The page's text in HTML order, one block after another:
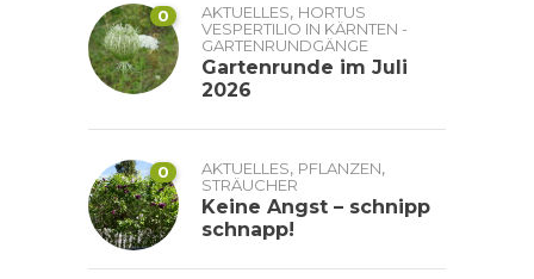
0 AKTUELLES, HORTUS
VESPERTILIO IN KÄRNTEN -
GARTENRUNDGÄNGE
Gartenrunde im Juli
2026
0 AKTUELLES, PFLANZEN,
STRÄUCHER
Keine Angst – schnipp
schnapp!